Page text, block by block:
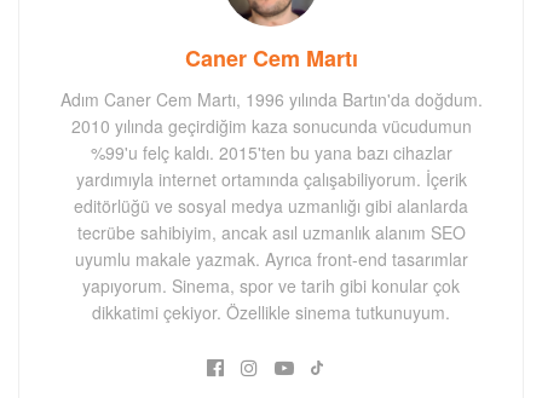
Caner Cem Martı
Adım Caner Cem Martı, 1996 yılında Bartın'da doğdum.
2010 yılında geçirdiğim kaza sonucunda vücudumun
%99'u felç kaldı. 2015'ten bu yana bazı cihazlar
yardımıyla internet ortamında çalışabiliyorum. İçerik
editörlüğü ve sosyal medya uzmanlığı gibi alanlarda
tecrübe sahibiyim, ancak asıl uzmanlık alanım SEO
uyumlu makale yazmak. Ayrıca front-end tasarımlar
yapıyorum. Sinema, spor ve tarih gibi konular çok
dikkatimi çekiyor. Özellikle sinema tutkunuyum.